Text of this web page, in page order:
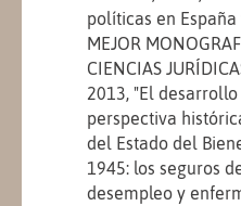
políticas en
MEJOR
CIENCIAS
2013, "El
perspectiva
del Estado del
1945: los seguros
desempleo y